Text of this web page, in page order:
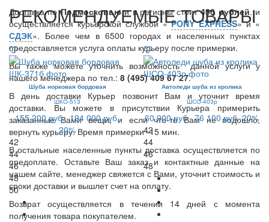
Доставка поПодмосковьюи в регионы стоит490 рублей. и
осуществляется курьерской службой «PONY EXPRESS» и «
СДЭК». Более чем в 6500 городах и населенных пунктах
предоставляется услуга оплаты курьеру после примерки.
Вы также можете уточнить возможность данной услуги у
нашего менеджера по тел.: 8 (495) 409 67 27.
В день доставки Курьер позвонит Вам и уточнит время
доставки. Вы можете в присутствии Курьера примерить
заказанные Вами вещи, и если что-то Вам не подошло,
вернуть курьеру. Время примерки -15 мин.
В остальные населенные пункты доставка осуществляется по
предоплате. Оставьте Ваш заказ и контактные данные на
нашем сайте, менеджер свяжется с Вами, уточнит стоимость и
сроки доставки и вышлет счет на оплату.
Возврат осуществляется в течении 14 дней с момента
получения товара покупателем.
РЕКОМЕНДУЕМЫЕ ТОВАРЫ
Шуба норковая бордовая
ШКО-513
155 200 руб. 194 000 руб.
20%
42
44
46
48
50
Автоледи шуба из кролика
ШСО-403р
60 900 руб. 76 100 руб. 20%
42
44
46
48